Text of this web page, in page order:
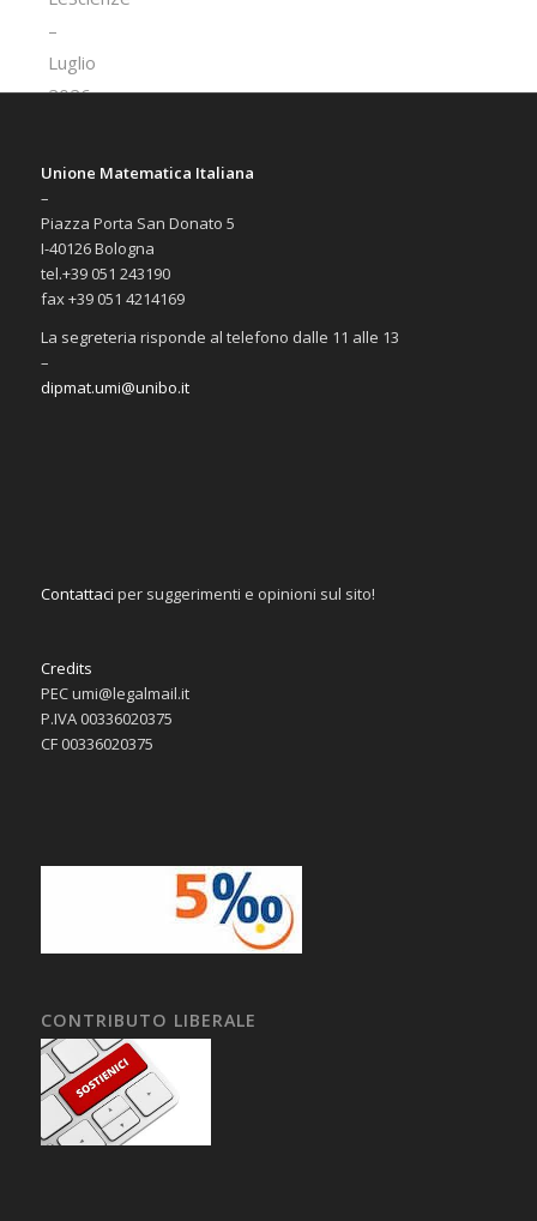
Unione Matematica Italiana
–
Piazza Porta San Donato 5
I-40126 Bologna
tel.+39 051 243190
fax +39 051 4214169
La segreteria risponde al telefono dalle 11 alle 13
–
dipmat.umi@unibo.it
Contattaci per suggerimenti e opinioni sul sito!
Credits
PEC umi@legalmail.it
P.IVA 00336020375
CF 00336020375
CONTRIBUTO LIBERALE